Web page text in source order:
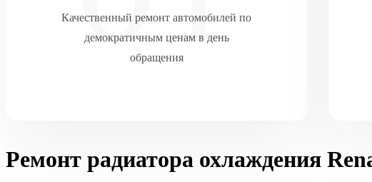
Качественный ремонт автомобилей по
демократичным ценам в день
обращения
Ремонт радиатора охлаждения